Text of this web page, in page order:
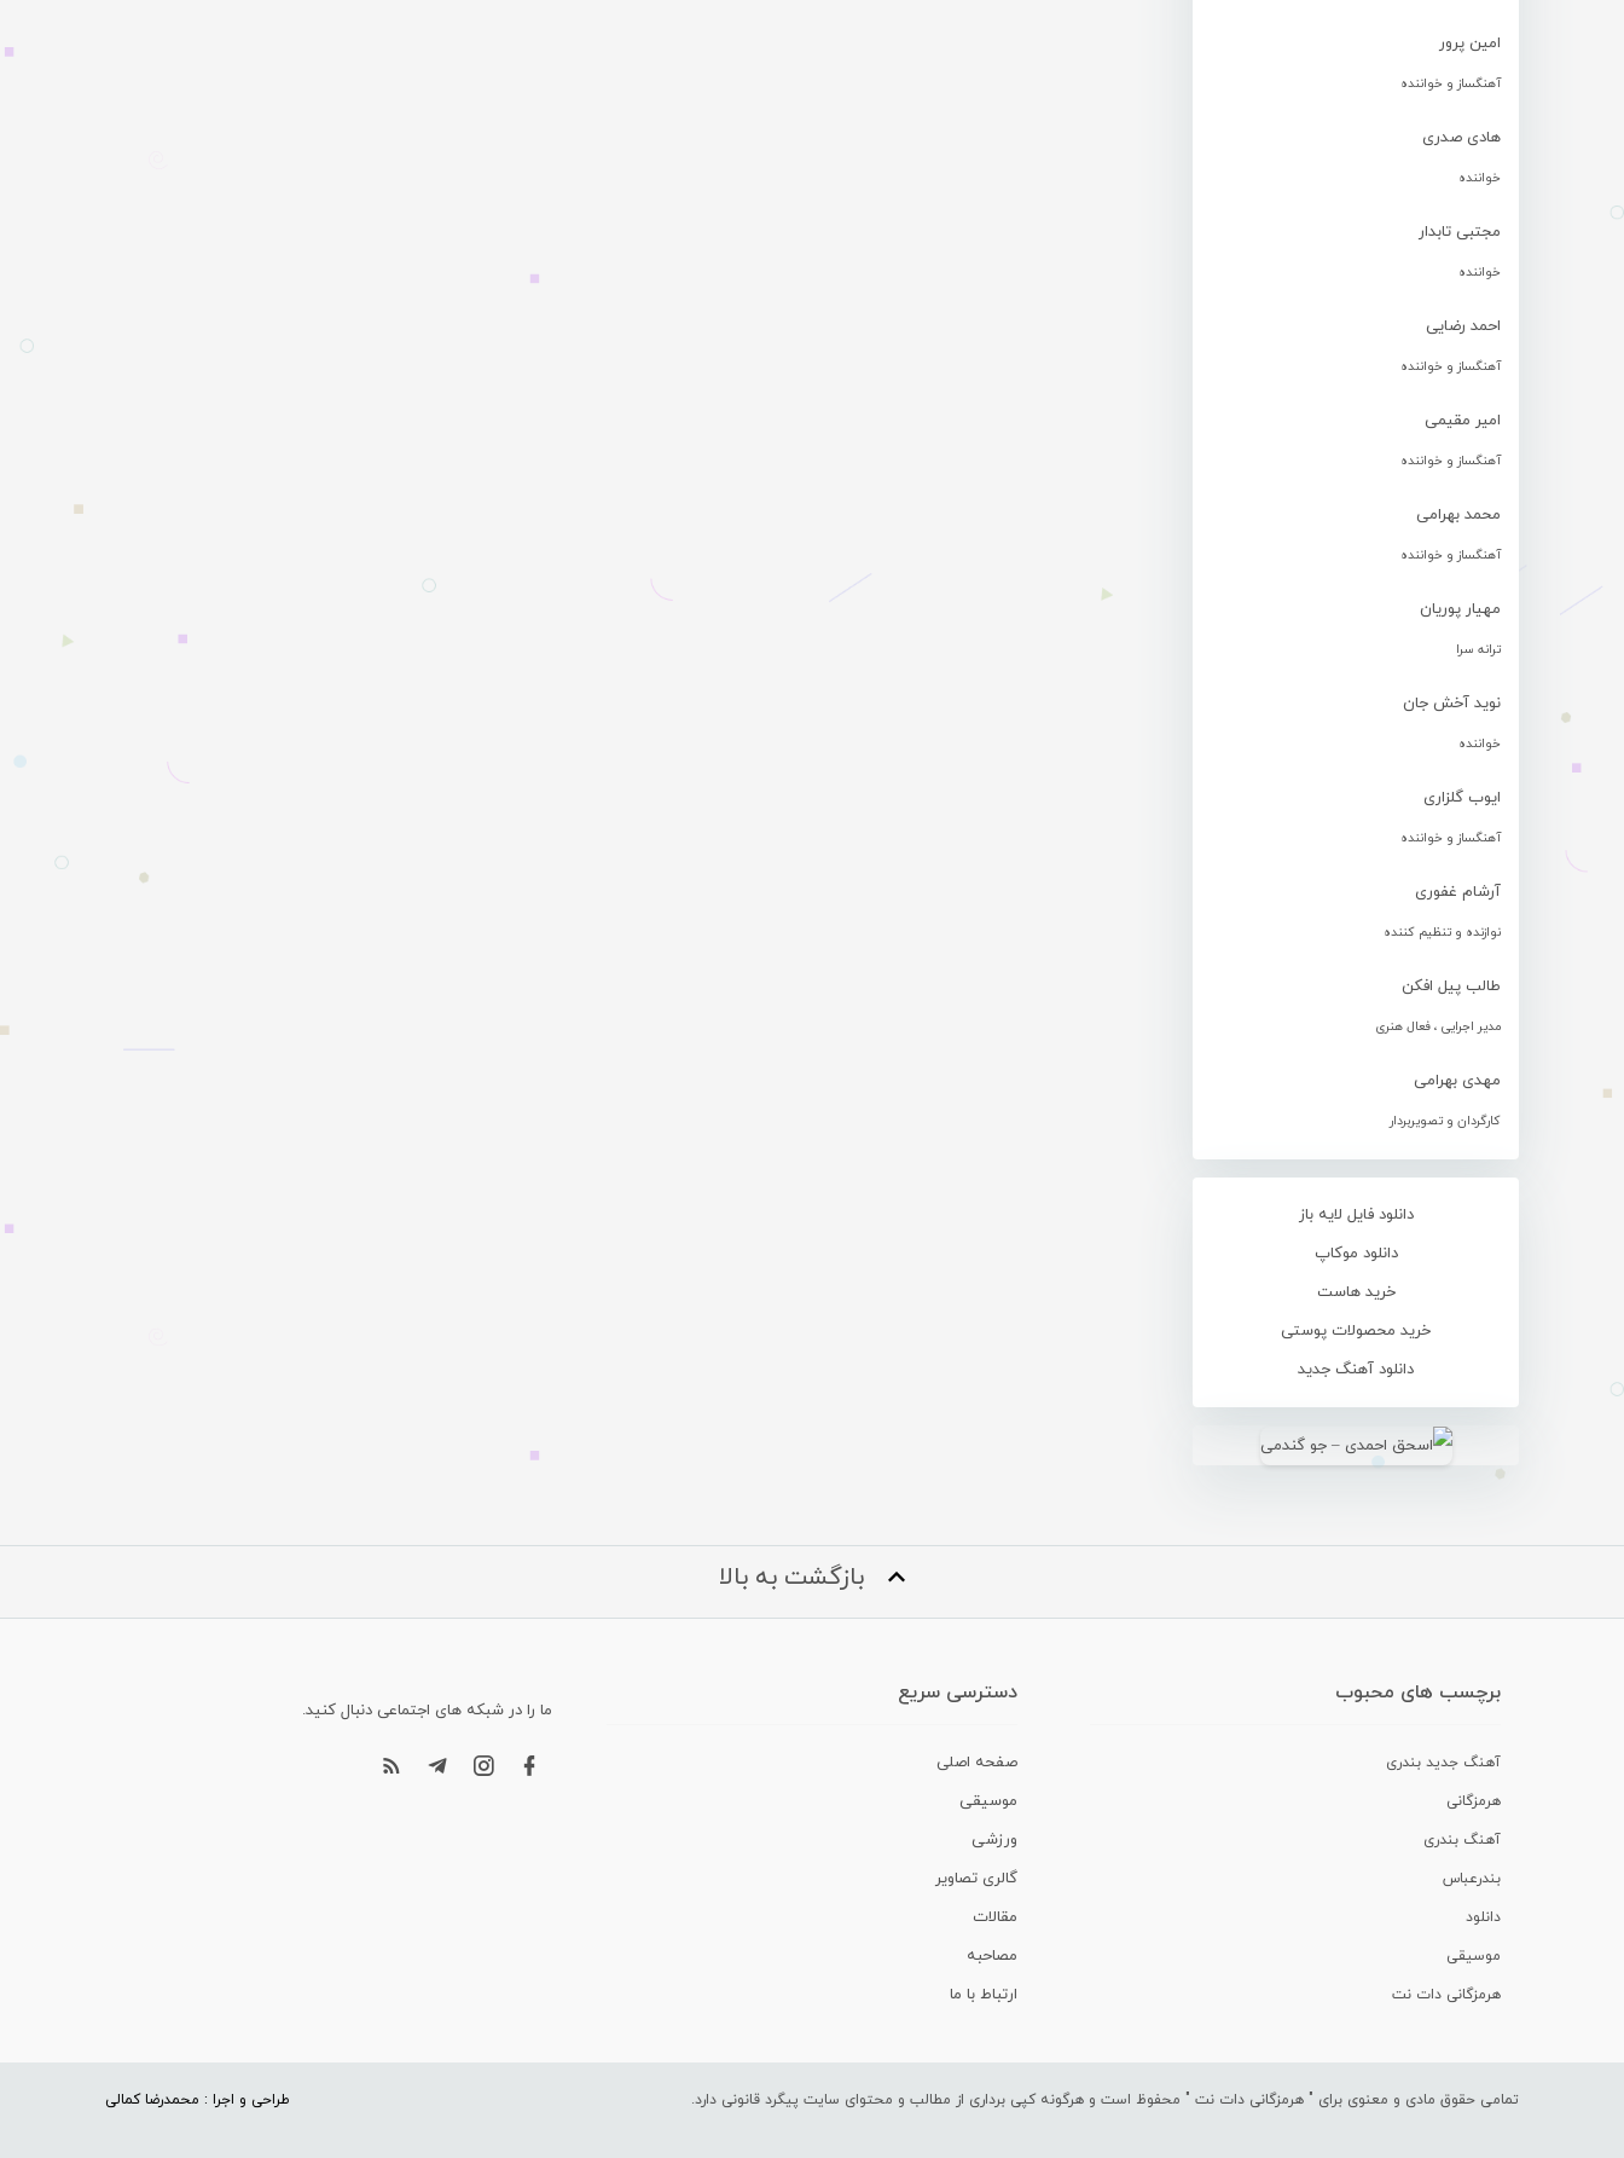
امین پرور
آهنگساز و خواننده
هادی صدری
خواننده
مجتبی تابدار
خواننده
احمد رضایی
آهنگساز و خواننده
امیر مقیمی
آهنگساز و خواننده
محمد بهرامی
آهنگساز و خواننده
مهیار پوریان
ترانه سرا
نوید آخش جان
خواننده
ایوب گلزاری
آهنگساز و خواننده
آرشام غفوری
نوازنده و تنظیم کننده
طالب پیل افکن
مدیر اجرایی ، فعال هنری
مهدی بهرامی
کارگردان و تصویربردار
دانلود فایل لایه باز
دانلود موکاپ
خرید هاست
خرید محصولات پوستی
دانلود آهنگ جدید
بازگشت به بالا
برچسب های محبوب
آهنگ جدید بندری
هرمزگانی
آهنگ بندری
بندرعباس
دانلود
موسیقی
هرمزگانی دات نت
دسترسی سریع
صفحه اصلی
موسیقی
ورزشی
گالری تصاویر
مقالات
مصاحبه
ارتباط با ما
ما را در شبکه های اجتماعی دنبال کنید.
تمامی حقوق مادی و معنوی برای " هرمزگانی دات نت " محفوظ است و هرگونه کپی برداری از مطالب و محتوای سایت پیگرد قانونی دارد. طراحی و اجرا : محمدرضا کمالی